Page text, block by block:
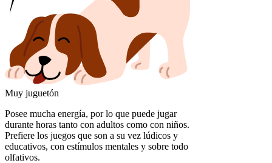
Muy juguetón
Posee mucha energía, por lo que puede jugar
durante horas tanto con adultos como con niños.
Prefiere los juegos que son a su vez lúdicos y
educativos, con estímulos mentales y sobre todo
olfativos.